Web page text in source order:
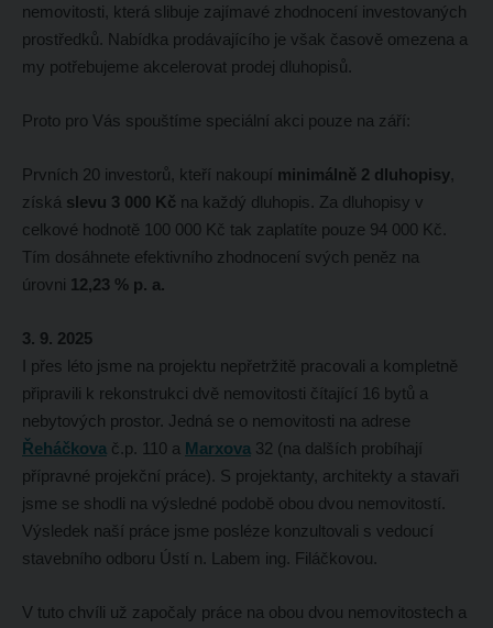
nemovitosti, která slibuje zajímavé zhodnocení investovaných
prostředků. Nabídka prodávajícího je však časově omezena a
my potřebujeme akcelerovat prodej dluhopisů.
Proto pro Vás spouštíme speciální akci pouze na září:
Prvních 20 investorů, kteří nakoupí minimálně 2 dluhopisy,
získá slevu 3 000 Kč na každý dluhopis. Za dluhopisy v
celkové hodnotě 100 000 Kč tak zaplatíte pouze 94 000 Kč.
Tím dosáhnete efektivního zhodnocení svých peněz na
úrovni 12,23 % p. a.
3. 9. 2025
I přes léto jsme na projektu nepřetržitě pracovali a kompletně
připravili k rekonstrukci dvě nemovitosti čítající 16 bytů a
nebytových prostor. Jedná se o nemovitosti na adrese
Řeháčkovač.p. 110 a Marxova32 (na dalších probíhají
přípravné projekční práce). S projektanty, architekty a stavaři
jsme se shodli na výsledné podobě obou dvou nemovitostí.
Výsledek naší práce jsme posléze konzultovali s vedoucí
stavebního odboru Ústí n. Labem ing. Filáčkovou.
V tuto chvíli už započaly práce na obou dvou nemovitostech a